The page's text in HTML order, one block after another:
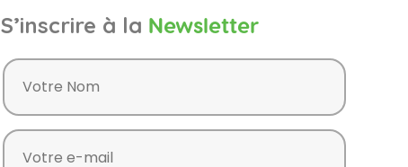
S’inscrire à la Newsletter